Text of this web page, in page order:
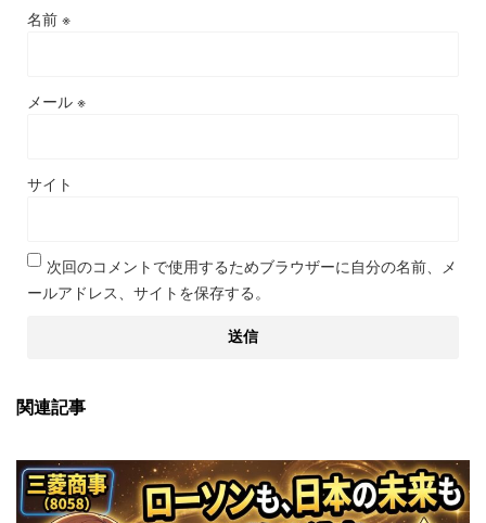
名前 ※
メール ※
サイト
次回のコメントで使用するためブラウザーに自分の名前、メ
ールアドレス、サイトを保存する。
関連記事